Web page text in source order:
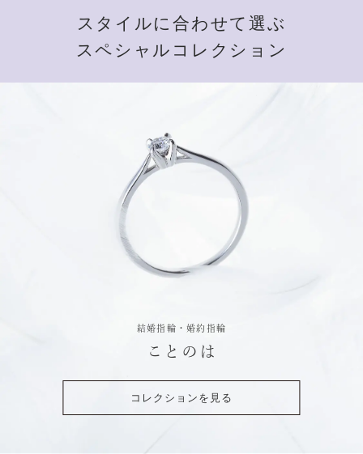
スタイルに合わせて選ぶ
スペシャルコレクション
結婚指輪・婚約指輪
ことのは
コレクションを見る